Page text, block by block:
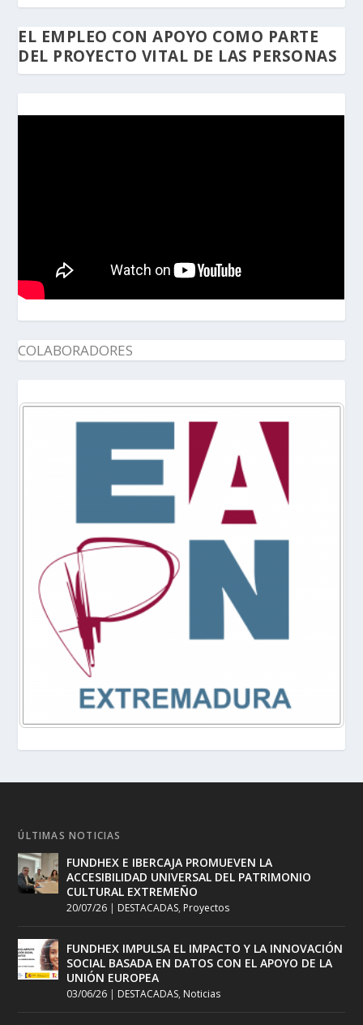
EL EMPLEO CON APOYO COMO PARTE
DEL PROYECTO VITAL DE LAS PERSONAS
COLABORADORES
ÚLTIMAS NOTICIAS
FUNDHEX E IBERCAJA PROMUEVEN LA
ACCESIBILIDAD UNIVERSAL DEL PATRIMONIO
CULTURAL EXTREMEÑO
20/07/26 | DESTACADAS, Proyectos
FUNDHEX IMPULSA EL IMPACTO Y LA INNOVACIÓN
SOCIAL BASADA EN DATOS CON EL APOYO DE LA
UNIÓN EUROPEA
03/06/26 | DESTACADAS, Noticias